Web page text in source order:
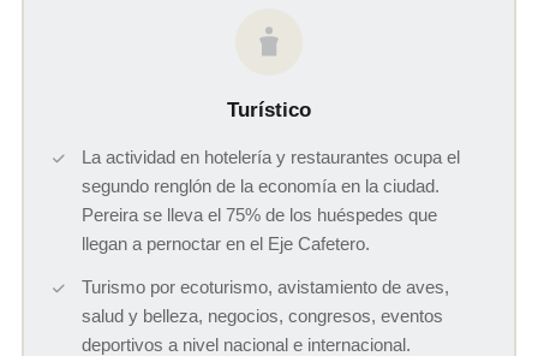
Turístico
La actividad en hotelería y restaurantes ocupa el
segundo renglón de la economía en la ciudad.
Pereira se lleva el 75% de los huéspedes que
llegan a pernoctar en el Eje Cafetero.
Turismo por ecoturismo, avistamiento de aves,
salud y belleza, negocios, congresos, eventos
deportivos a nivel nacional e internacional.